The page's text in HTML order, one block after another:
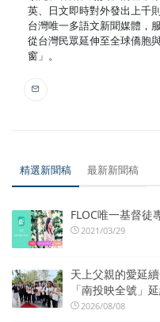
英、日文即時對外發出上千
台灣唯一多語文新聞媒體，
從台灣民眾延伸至全球僑胞
窗」。
精選新聞稿 最新新聞稿
FLOC唯一基督徒
2021/03/29
天上父親的愛延
「南投映全號」
2026/08/08